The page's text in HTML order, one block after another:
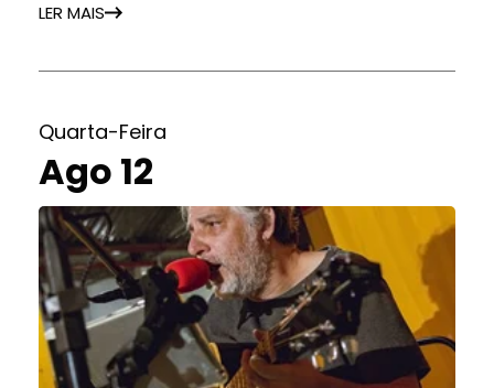
LER MAIS
Quarta-Feira
Ago 12